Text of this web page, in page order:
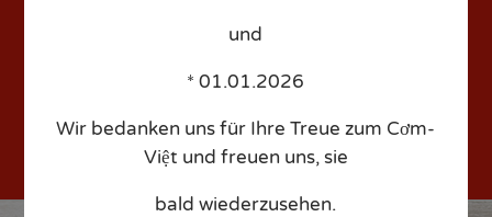
– Time: 18:00 – People: 4
und
* 01.01.2026
Wir bedanken uns für Ihre Treue zum Cơm-
Việt und freuen uns, sie
bald wiederzusehen.